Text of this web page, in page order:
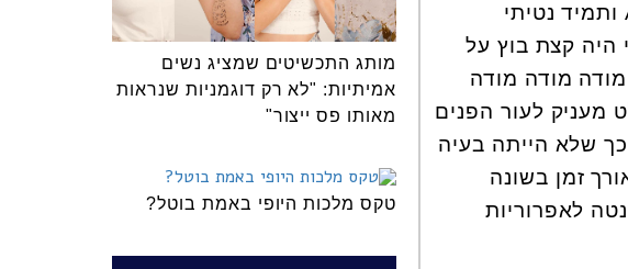
למרות שאני אזרחית גאה, אני מודה שלא התנסיתי במוצרי AHAVA ותמיד נטיתי
היה קצת בוץ על
מודה מודה
מעניק לעור הפנים
שלא הייתה בעיה
זמן בשונה
לאפרוריות
מותג התכשיטים שמציג נשים
אמיתיות: "לא רק דוגמניות שנראות
מאותו פס ייצור"
טקס מלכות היופי באמת בוטל?